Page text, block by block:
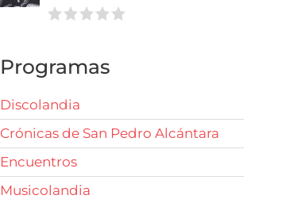
Programas
Discolandia
Crónicas de San Pedro Alcántara
Encuentros
Musicolandia